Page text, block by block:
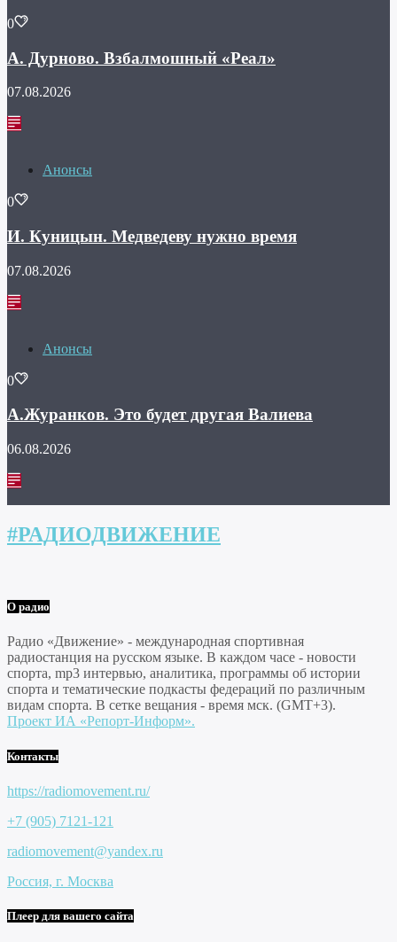
0
А. Дурново. Взбалмошный «Реал»
07.08.2026
Анонсы
0
И. Куницын. Медведеву нужно время
07.08.2026
Анонсы
0
А.Журанков. Это будет другая Валиева
06.08.2026
#РАДИОДВИЖЕНИЕ
О радио
Радио «Движение» - международная спортивная
радиостанция на русском языке. В каждом часе - новости
спорта, mp3 интервью, аналитика, программы об истории
спорта и тематические подкасты федераций по различным
видам спорта. В сетке вещания - время мск. (GMT+3).
Проект ИА «Репорт-Информ».
Контакты
https://radiomovement.ru/
+7 (905) 7121-121
radiomovement@yandex.ru
Россия, г. Москва
Плеер для вашего сайта